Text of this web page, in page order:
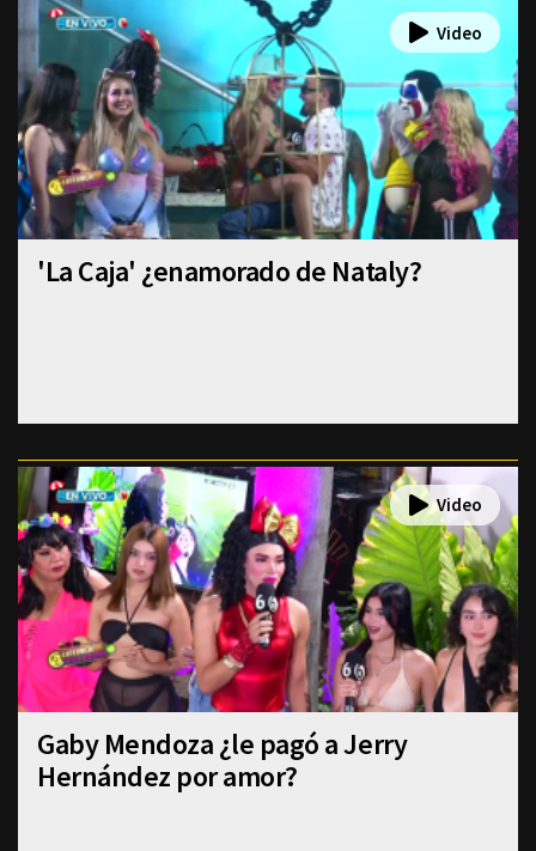
'La Caja' ¿enamorado de Nataly?
Gaby Mendoza ¿le pagó a Jerry
Hernández por amor?